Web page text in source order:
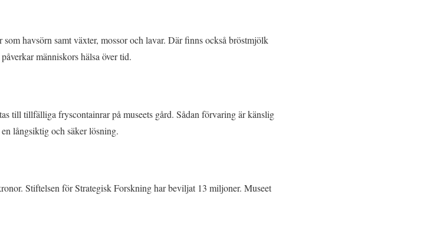
havsörn samt växter, mossor och lavar. Där finns också bröstmjölk
människors hälsa över tid.
till tillfälliga fryscontainrar på museets gård. Sådan förvaring är känslig
långsiktig och säker lösning.
Stiftelsen för Strategisk Forskning har beviljat 13 miljoner. Museet